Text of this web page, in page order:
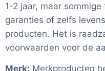
1-2 jaar, maar
garanties of zelfs
producten. Het is
voorwaarden voor de
Merk: Merkproducten